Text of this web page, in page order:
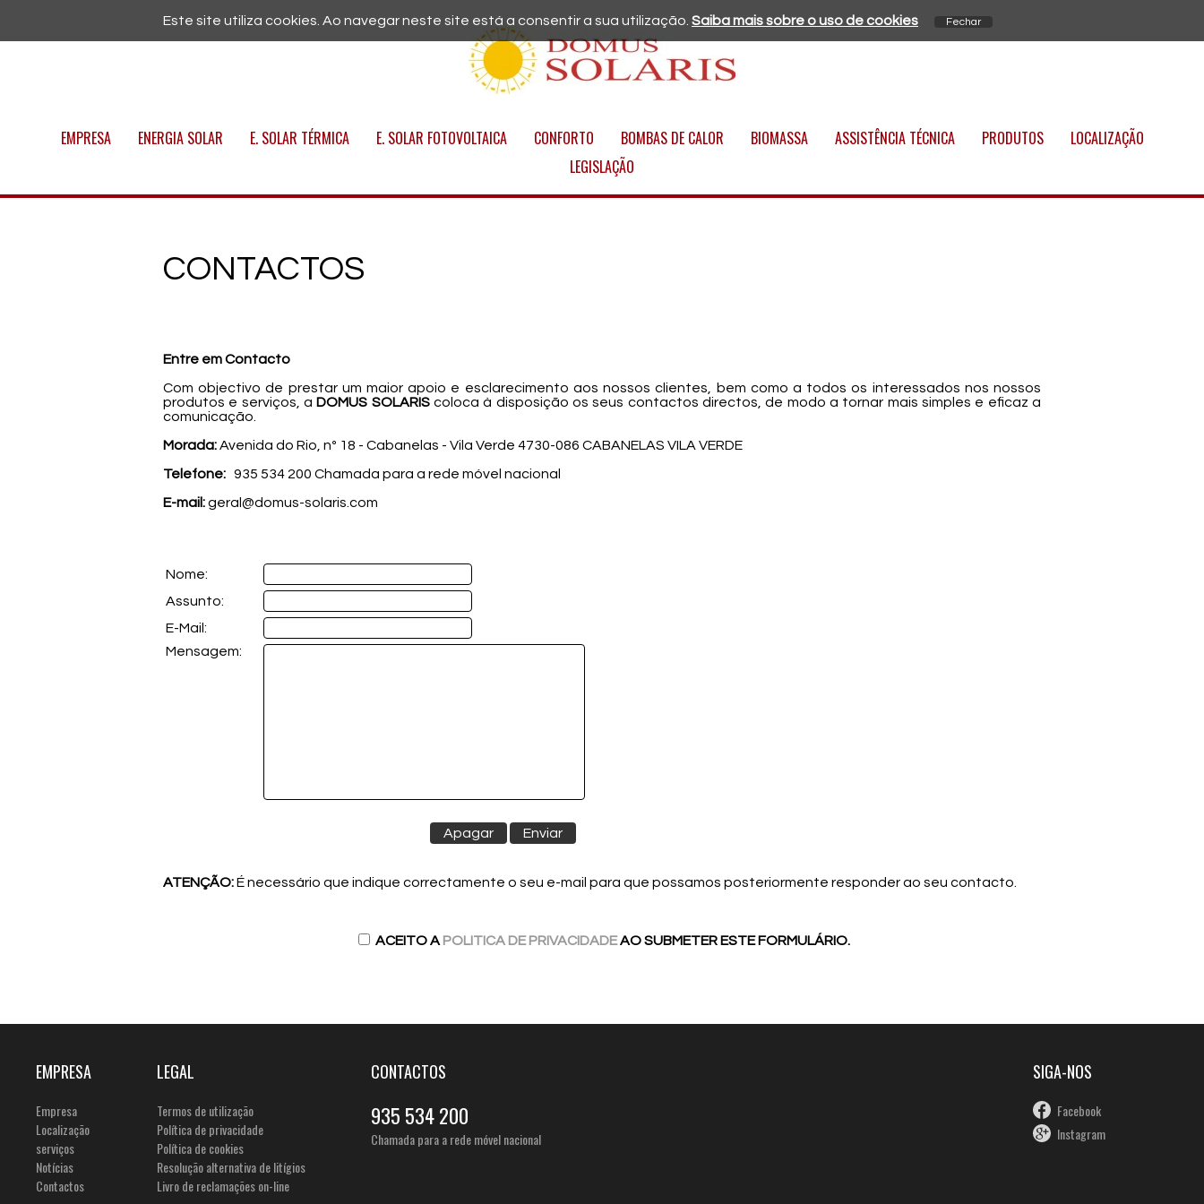
EMPRESA ENERGIA SOLAR E. SOLAR TÉRMICA E. SOLAR FOTOVOLTAICA CONFORTO BOMBAS DE CALOR BIOMASSA ASSISTÊNCIA TÉCNICA PRODUTOS
LOCALIZAÇÃO
LEGISLAÇÃO
CONTACTOS
Entre em Contacto
Com objectivo de prestar um maior apoio e esclarecimento aos nossos clientes, bem como a todos os interessados nos nossos
produtos e serviços, a DOMUS SOLARIScoloca à disposição os seus contactos directos, de modo a tornar mais simples e eficaz a
comunicação.
Morada:Avenida do Rio, nº 18 - Cabanelas - Vila Verde 4730-086 CABANELAS VILA VERDE
Telefone: 935 534 200 Chamada para a rede móvel nacional
E-mail:geral@domus-solaris.com
Nome:
Assunto:
E-Mail:
Mensagem:
ATENÇÃO:É necessário que indique correctamente o seu e-mail para que possamos posteriormente responder ao seu contacto.
ACEITO A POLITICA DE PRIVACIDADEAO SUBMETER ESTE FORMULÁRIO.
EMPRESA
Empresa
Localização
serviços
Notícias
Contactos
LEGAL
Termos de utilização
Política de privacidade
Política de cookies
Resolução alternativa de litígios
Livro de reclamações on-line
CONTACTOS
935 534 200
Chamada para a rede móvel nacional
SIGA-NOS
Facebook
Instagram
Este site utiliza cookies. Ao navegar neste site está a consentir a sua utilização. Saiba mais sobre o uso de cookies